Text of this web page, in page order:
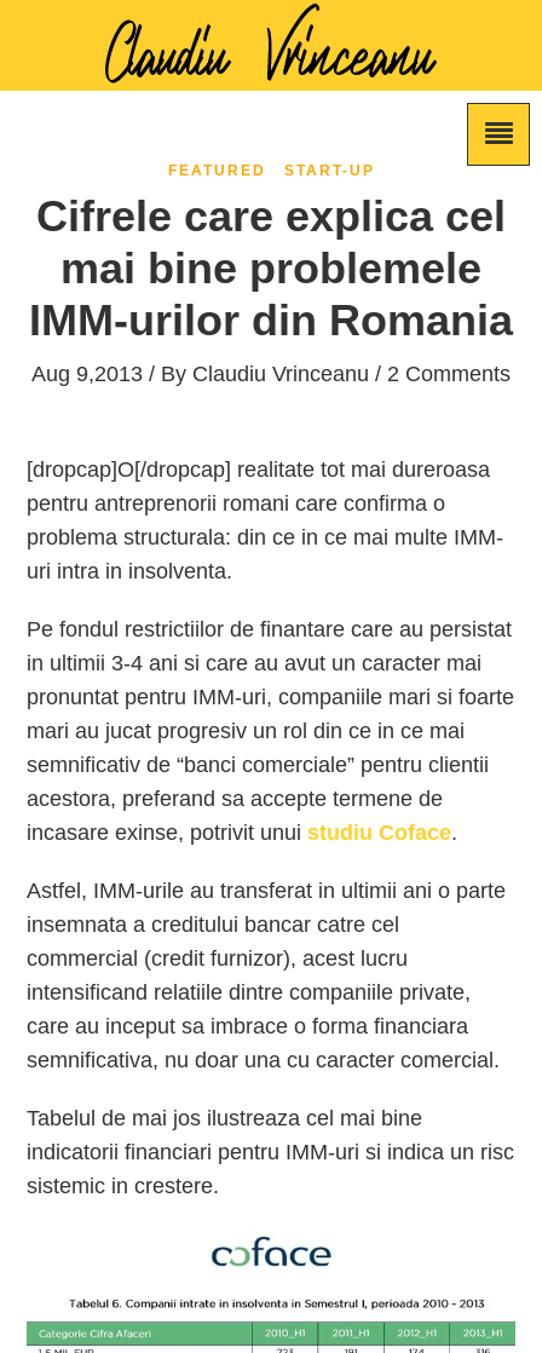
FEATURED START-UP
Cifrele care explica cel
mai bine problemele
IMM-urilor din Romania
Aug 9,2013 / By Claudiu Vrinceanu / 2 Comments
[dropcap]O[/dropcap] realitate tot mai dureroasa
pentru antreprenorii romani care confirma o
problema structurala: din ce in ce mai multe IMM-
uri intra in insolventa.
Pe fondul restrictiilor de finantare care au persistat
in ultimii 3-4 ani si care au avut un caracter mai
pronuntat pentru IMM-uri, companiile mari si foarte
mari au jucat progresiv un rol din ce in ce mai
semnificativ de “banci comerciale” pentru clientii
acestora, preferand sa accepte termene de
incasare exinse, potrivit unuistudiu Coface.
Astfel, IMM-urile au transferat in ultimii ani o parte
insemnata a creditului bancar catre cel
commercial (credit furnizor), acest lucru
intensificand relatiile dintre companiile private,
care au inceput sa imbrace o forma financiara
semnificativa, nu doar una cu caracter comercial.
Tabelul de mai jos ilustreaza cel mai bine
indicatorii financiari pentru IMM-uri si indica un risc
sistemic in crestere.